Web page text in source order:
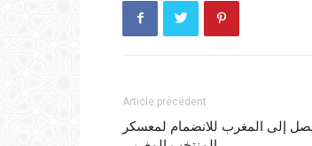
Article précédent
يصل إلى المغرب للانضمام لمعسكر